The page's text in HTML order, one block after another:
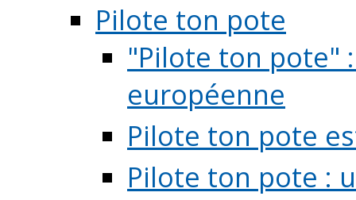
Pilote ton pote
"Pilote ton pote"
européenne
Pilote ton pote
Pilote ton pote :